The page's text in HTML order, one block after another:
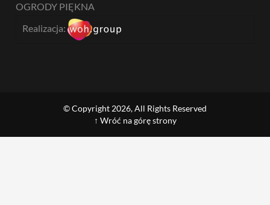
OGRODY PIĘKNA
Realizacja:
© Copyright 2026, All Rights Reserved
↑ Wróć na górę strony